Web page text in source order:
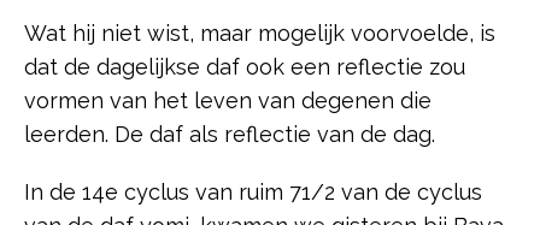
Wat hij niet wist, maar mogelijk voorvoelde, is
dat de dagelijkse daf ook een reflectie zou
vormen van het leven van degenen die
leerden. De daf als reflectie van de dag.
In de 14e cyclus van ruim 71/2 van de cyclus